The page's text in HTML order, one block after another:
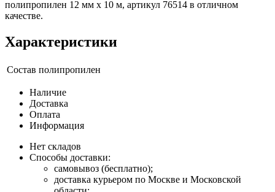
полипропилен 12 мм х 10 м, артикул 76514 в отличном
качестве.
Характеристики
Состав полипропилен
Наличие
Доставка
Оплата
Информация
Нет складов
Способы доставки:
самовывоз (бесплатно);
доставка курьером по Москве и Московской